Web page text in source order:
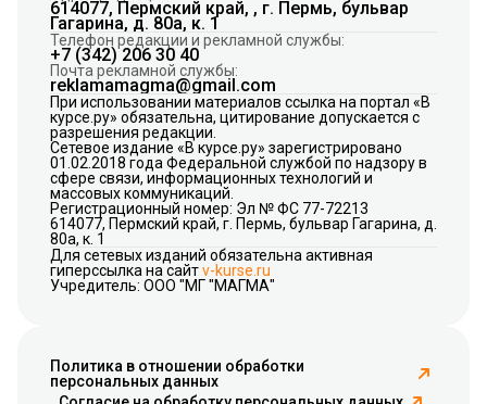
614077, Пермский край, , г. Пермь, бульвар
Гагарина, д. 80а, к. 1
Телефон редакции и рекламной службы:
+7 (342) 206 30 40
Почта рекламной службы:
reklamamagma@gmail.com
При использовании материалов ссылка на портал «В
курсе.ру» обязательна, цитирование допускается с
разрешения редакции.
Сетевое издание «В курсе.ру» зарегистрировано
01.02.2018 года Федеральной службой по надзору в
сфере связи, информационных технологий и
массовых коммуникаций.
Регистрационный номер: Эл № ФС 77-72213
614077, Пермский край, г. Пермь, бульвар Гагарина, д.
80а, к. 1
Для сетевых изданий обязательна активная
гиперссылка на сайтv-kurse.ru
Учредитель: ООО "МГ "МАГМА"
Политика в отношении обработки
персональных данных